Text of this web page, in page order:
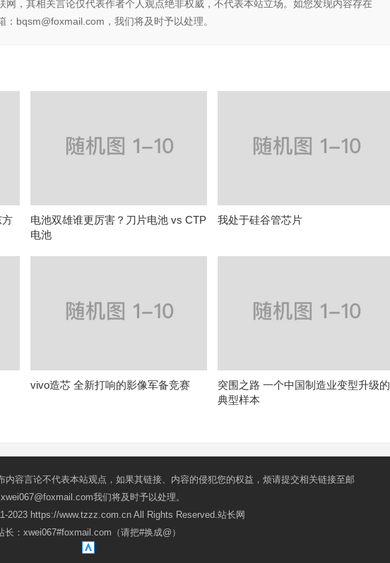
网，其相关言论仅代表作者个人观点绝非权威，不代表本站立场。如您发现内容存在
：bqsm@foxmail.com，我们将及时予以处理。
方
电池双雄谁更厉害？刀片电池 vs CTP
电池
我处于硅谷管芯片
vivo造芯 全新打响的影像军备竞赛
突围之路 一个中国制造业变型升级的
典型样本
内容言论不代表本站观点，如果其链接、内容的侵犯您的权益，烦请提交相关链接至邮
我们将及时予以处理。
2023 https://www.tzzz.com.cn All Rights Reserved.站长网
长：xwei067#foxmail.com（请把#换成@）